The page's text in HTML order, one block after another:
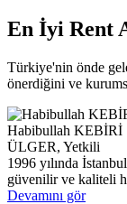
En İyi Rent
Türkiye'nin önde
önerdiğini ve
Habibullah KEBİRİ
ÜLGER, Yetkili
1996 yılında
güvenilir ve kaliteli
Devamını gör